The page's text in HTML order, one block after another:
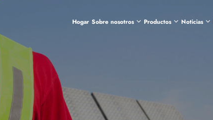
Hogar Sobre nosotros Productos Noticias